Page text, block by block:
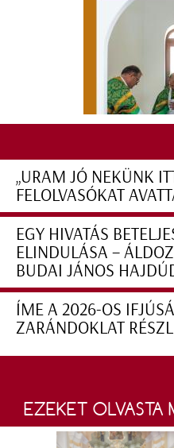
„URAM JÓ NEKÜNK
FELOLVASÓKAT
EGY HIVATÁS
ELINDULÁSA –
BUDAI JÁNOS
ÍME A 2026-OS
ZARÁNDOKLAT
EZEKET OLVASTA